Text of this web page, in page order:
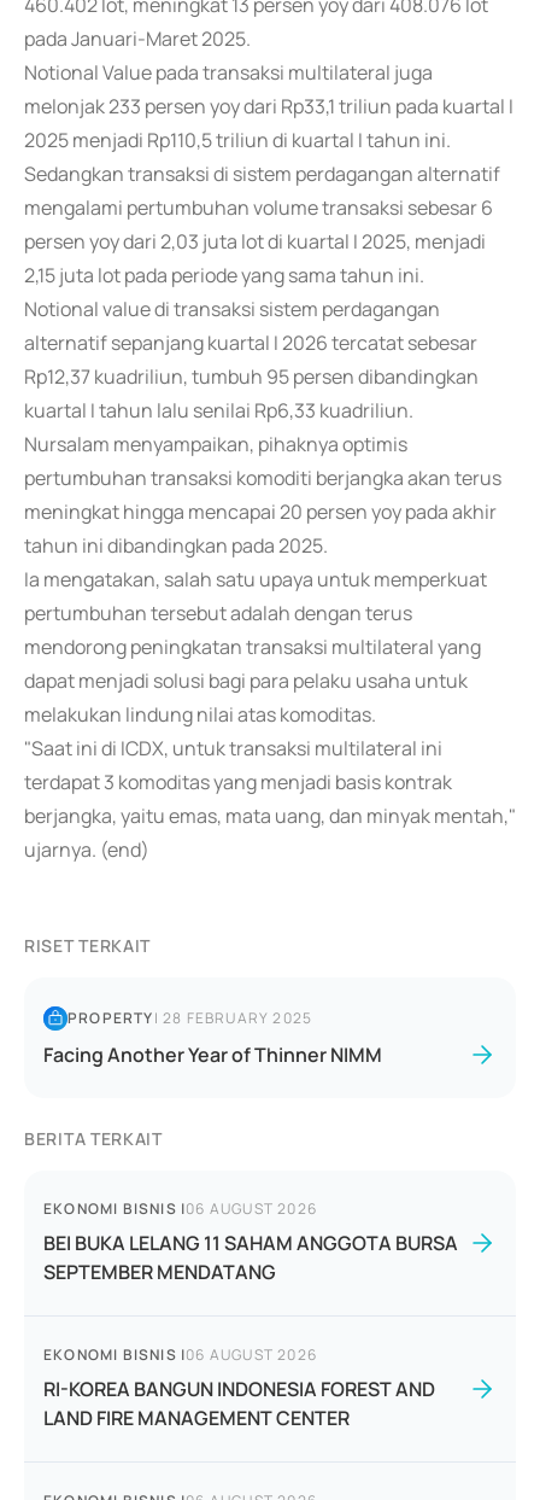
pada Januari-Maret 2025.
Notional Value pada transaksi multilateral juga
melonjak 233 persen yoy dari Rp33,1 triliun pada kuartal I
2025 menjadi Rp110,5 triliun di kuartal I tahun ini.
Sedangkan transaksi di sistem perdagangan alternatif
mengalami pertumbuhan volume transaksi sebesar 6
persen yoy dari 2,03 juta lot di kuartal I 2025, menjadi
2,15 juta lot pada periode yang sama tahun ini.
Notional value di transaksi sistem perdagangan
alternatif sepanjang kuartal I 2026 tercatat sebesar
Rp12,37 kuadriliun, tumbuh 95 persen dibandingkan
kuartal I tahun lalu senilai Rp6,33 kuadriliun.
Nursalam menyampaikan, pihaknya optimis
pertumbuhan transaksi komoditi berjangka akan terus
meningkat hingga mencapai 20 persen yoy pada akhir
tahun ini dibandingkan pada 2025.
Ia mengatakan, salah satu upaya untuk memperkuat
pertumbuhan tersebut adalah dengan terus
mendorong peningkatan transaksi multilateral yang
dapat menjadi solusi bagi para pelaku usaha untuk
melakukan lindung nilai atas komoditas.
"Saat ini di ICDX, untuk transaksi multilateral ini
terdapat 3 komoditas yang menjadi basis kontrak
berjangka, yaitu emas, mata uang, dan minyak mentah,"
ujarnya. (end)
RISET TERKAIT
PROPERTY|28 FEBRUARY 2025
Facing Another Year of Thinner NIMM
BERITA TERKAIT
EKONOMI BISNIS |06 AUGUST 2026
BEI BUKA LELANG 11 SAHAM ANGGOTA BURSA
SEPTEMBER MENDATANG
EKONOMI BISNIS |06 AUGUST 2026
RI-KOREA BANGUN INDONESIA FOREST AND
LAND FIRE MANAGEMENT CENTER